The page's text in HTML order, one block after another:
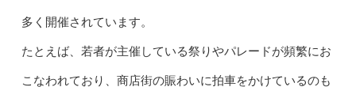
多く開催されています。
たとえば、若者が主催している祭りやパレードが頻繁にお
こなわれており、商店街の賑わいに拍車をかけているのも